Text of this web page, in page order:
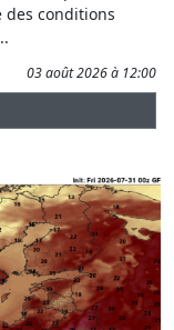
des conditions
03 août 2026 à 12:00